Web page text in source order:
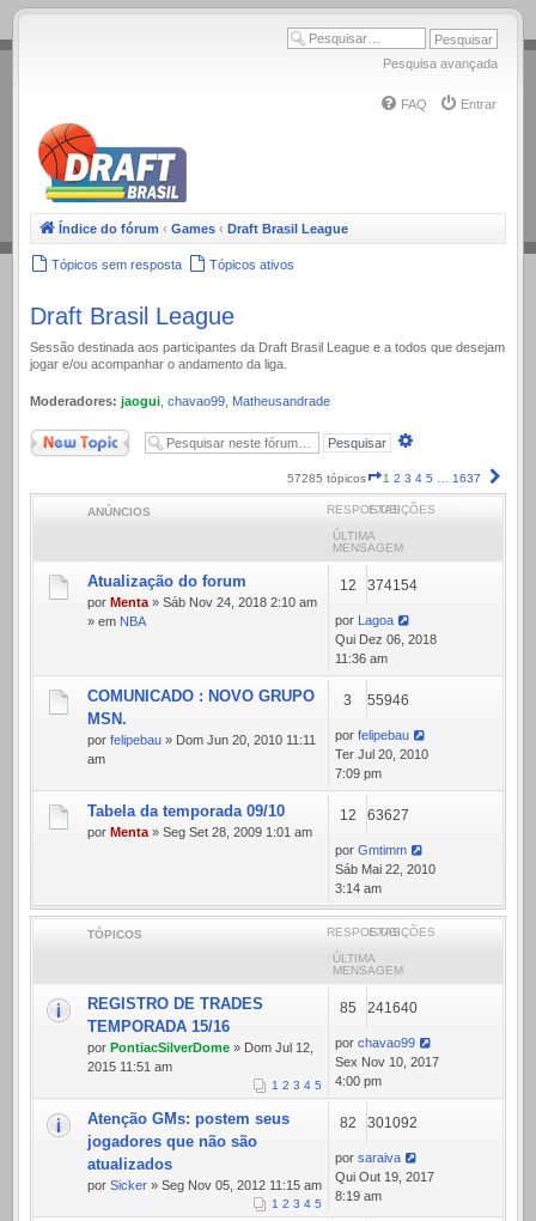
.
Pesquisa avançada
FAQ Entrar
Índice do fórum ‹ Games ‹ Draft Brasil League
Tópicos sem resposta Tópicos ativos
Draft Brasil League
Sessão destinada aos participantes da Draft Brasil League e a todos que desejam
jogar e/ou acompanhar o andamento da liga.
Moderadores: jaogui chavao99 Matheusandrade
Novo Tópico
57285 tópicos Página
1
de
1 2 3 4 5 … 1637
ANÚNCIOS RESPOSTASEXIBIÇÕES
ÚLTIMA
MENSAGEM
Atualização do forum
por Menta » Sáb Nov 24, 2018 2:10 am
» em NBA
12 374154
por
Lagoa
Qui Dez 06, 2018
11:36 am
COMUNICADO : NOVO GRUPO
MSN.
por felipebau » Dom Jun 20, 2010 11:11
am
3 55946
por felipebau
Ter Jul 20, 2010
7:09 pm
Tabela da temporada 09/10
por Menta » Seg Set 28, 2009 1:01 am
12 63627
por Gmtimm
Sáb Mai 22, 2010
3:14 am
TÓPICOS RESPOSTASEXIBIÇÕES
ÚLTIMA
MENSAGEM
REGISTRO DE TRADES
TEMPORADA 15/16
por PontiacSilverDome » Dom Jul 12,
2015 11:51 am
1 2 3 4 5
85 241640
por chavao99
Sex Nov 10, 2017
4:00 pm
Atenção GMs: postem seus
jogadores que não são
atualizados
por Sicker » Seg Nov 05, 2012 11:15 am
1 2 3 4 5
82 301092
por saraiva
Qui Out 19, 2017
8:19 am